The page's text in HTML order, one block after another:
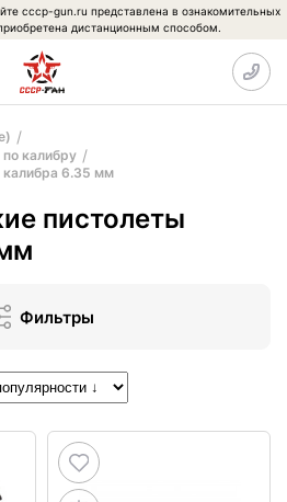
cccp-gun.ru представлена в ознакомительных
дистанционным способом.
калибру
калибра 6.35 мм
пистолеты
Фильтры